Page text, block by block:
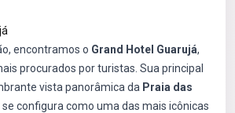
encontramos o Grand Hotel Guarujá,
procurados por turistas. Sua principal
vista panorâmica da Praia das
se configura como uma das mais icônicas